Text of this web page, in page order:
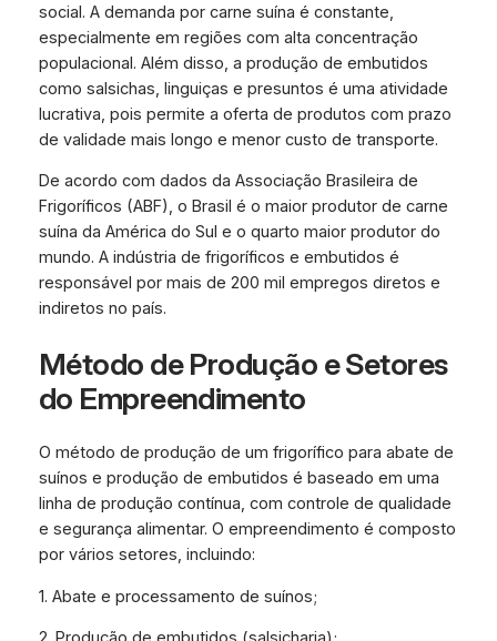
social. A demanda por carne suína é constante,
especialmente em regiões com alta concentração
populacional. Além disso, a produção de embutidos
como salsichas, linguiças e presuntos é uma atividade
lucrativa, pois permite a oferta de produtos com prazo
de validade mais longo e menor custo de transporte.
De acordo com dados da Associação Brasileira de
Frigoríficos (ABF), o Brasil é o maior produtor de carne
suína da América do Sul e o quarto maior produtor do
mundo. A indústria de frigoríficos e embutidos é
responsável por mais de 200 mil empregos diretos e
indiretos no país.
Método de Produção e Setores
do Empreendimento
O método de produção de um frigorífico para abate de
suínos e produção de embutidos é baseado em uma
linha de produção contínua, com controle de qualidade
e segurança alimentar. O empreendimento é composto
por vários setores, incluindo:
1. Abate e processamento de suínos;